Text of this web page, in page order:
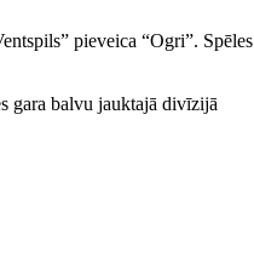
pieveica “Ogri”. Spēles
gara balvu jauktajā divīzijā